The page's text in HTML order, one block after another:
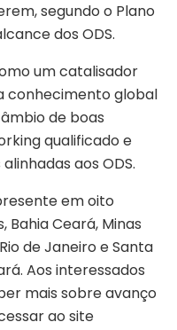
segundo o Plano
dos ODS.
um catalisador
conhecimento global
de boas
qualificado e
aos ODS.
em oito
Bahia Ceará, Minas
de Janeiro e Santa
Aos interessados
mais sobre avanço
ao site